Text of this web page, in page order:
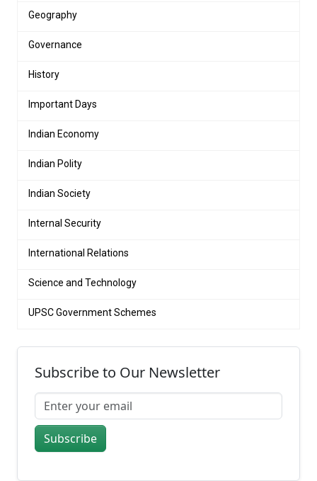
Geography
Governance
History
Important Days
Indian Economy
Indian Polity
Indian Society
Internal Security
International Relations
Science and Technology
UPSC Government Schemes
Subscribe to Our Newsletter
Subscribe